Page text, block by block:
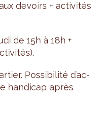
devoirs + acti­vi­tés
de 15h à 18h +
Pos­si­bi­lité d’ac­
han­di­cap après